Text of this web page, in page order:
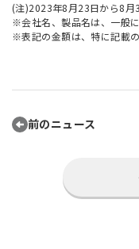
(注)2023年8月23日から8月
※会社名、製品名は、一般
※表記の金額は、特に記載
前のニュース